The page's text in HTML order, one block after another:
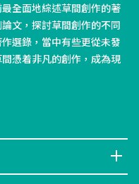
全面地綜述草間創作的著
文，探討草間創作的不同
選錄，當中有些更從未發
憑着非凡的創作，成為現